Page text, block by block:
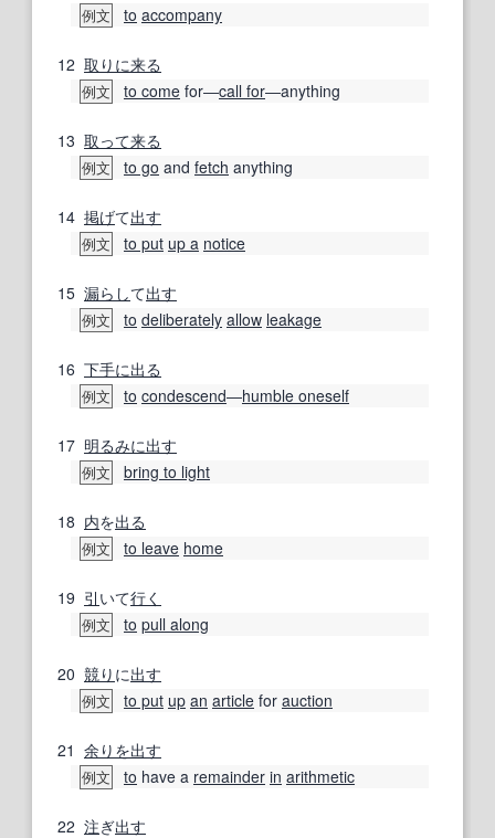
例文 to accompany
12 取りに来る
例文 to come for―call for―anything
13 取って来る
例文 to go and fetch anything
14 掲げて出す
例文 to put up a notice
15 漏らして出す
例文 to deliberately allow leakage
16 下手に出る
例文 to condescend―humble oneself
17 明るみに出す
例文 bring to light
18 内を出る
例文 to leave home
19 引 いて行く
例文 to pull along
20 競り に出す
例文 to put up an article for auction
21 余り を出す
例文 to have a remainder in arithmetic
22 注ぎ出す